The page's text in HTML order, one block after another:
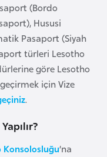
(Bordo
Hususi
Pasaport (Siyah
türleri Lesotho
göre Lesotho
için Vize
.
Konsolosluğu’na